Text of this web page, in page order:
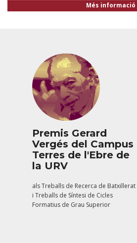
Més informació
Premis Gerard
Vergés del Campus
Terres de l'Ebre de
la URV
als Treballs de Recerca de Batxillerat
i Treballs de Síntesi de Cicles
Formatius de Grau Superior